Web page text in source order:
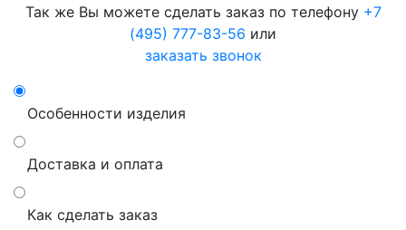
Так же Вы можете сделать заказ по телефону +7
(495) 777-83-56 или
заказать звонок
Особенности изделия
Доставка и оплата
Как сделать заказ